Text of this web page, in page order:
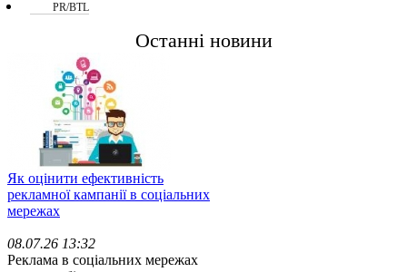
PR/BTL
Останні новини
Як оцінити ефективність
рекламної кампанії в соціальних
мережах
08.07.26 13:32
Реклама в соціальних мережах